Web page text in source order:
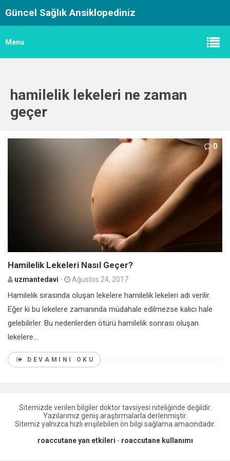
Güncel Sağlık Ansiklopediniz
Menu
hamilelik lekeleri ne zaman
geçer
0
Hamilelik Lekeleri Nasıl Geçer?
uzmantedavi - Ağustos 24, 2017
Hamilelik sırasında oluşan lekelere hamilelik lekeleri adı verilir.
Eğer ki bu lekelere zamanında müdahale edilmezse kalıcı hale
gelebilirler. Bu nedenlerden ötürü hamilelik sonrası oluşan
lekelere...
DEVAMINI OKU
Sitemizde verilen bilgiler doktor tavsiyesi niteliğinde değildir.
Yazılarımız geniş araştırmalarla derlenmiştir.
Sitemiz yalnızca hızlı erişilebilen ön bilgi sağlama amacındadır.
roaccutane yan etkileri - roaccutane kullanımı